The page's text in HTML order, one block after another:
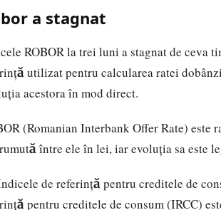
a stagnat
ROBOR la trei luni a stagnat de ceva
utilizat pentru calcularea ratei
acestora în mod direct.
(Romanian Interbank Offer Rate) este
între ele în lei, iar evoluția sa este
de referință pentru creditele de
pentru creditele de consum (IRCC)